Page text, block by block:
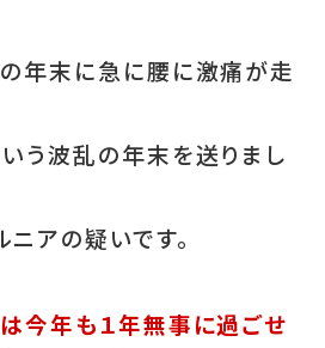
年末に急に腰に激痛が走
う波乱の年末を送りまし
アの疑いです。
今年も１年無事に過ごせ